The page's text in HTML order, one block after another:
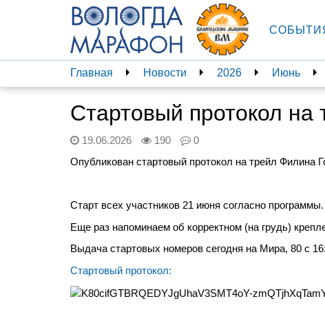
Главная Новости 2026 Июнь
Стартовый протокол
19.06.2026 190
0
Опубликован стартовый протокол на трейл Филина
Старт всех участников 21 июня согласно программы.
Еще раз напоминаем об корректном (на грудь)
Выдача стартовых номеров сегодня на Мира, 80 с
Стартовый протокол: